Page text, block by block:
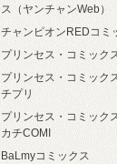
ス（ヤンチャンWeb）
チャンピオンREDコミ
プリンセス・コミック
プリンセス・コミック
チプリ
プリンセス・コミック
カチCOMI
BaLmyコミックス